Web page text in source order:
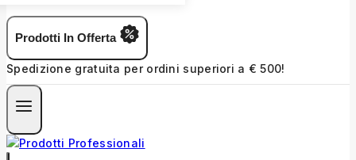
Prodotti In Offerta
Spedizione gratuita per ordini superiori a € 500!